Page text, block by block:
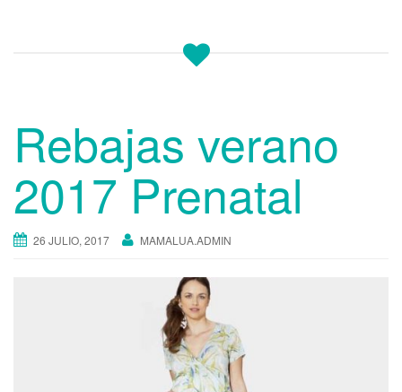
Rebajas verano
2017 Prenatal
26 JULIO, 2017 MAMALUA.ADMIN